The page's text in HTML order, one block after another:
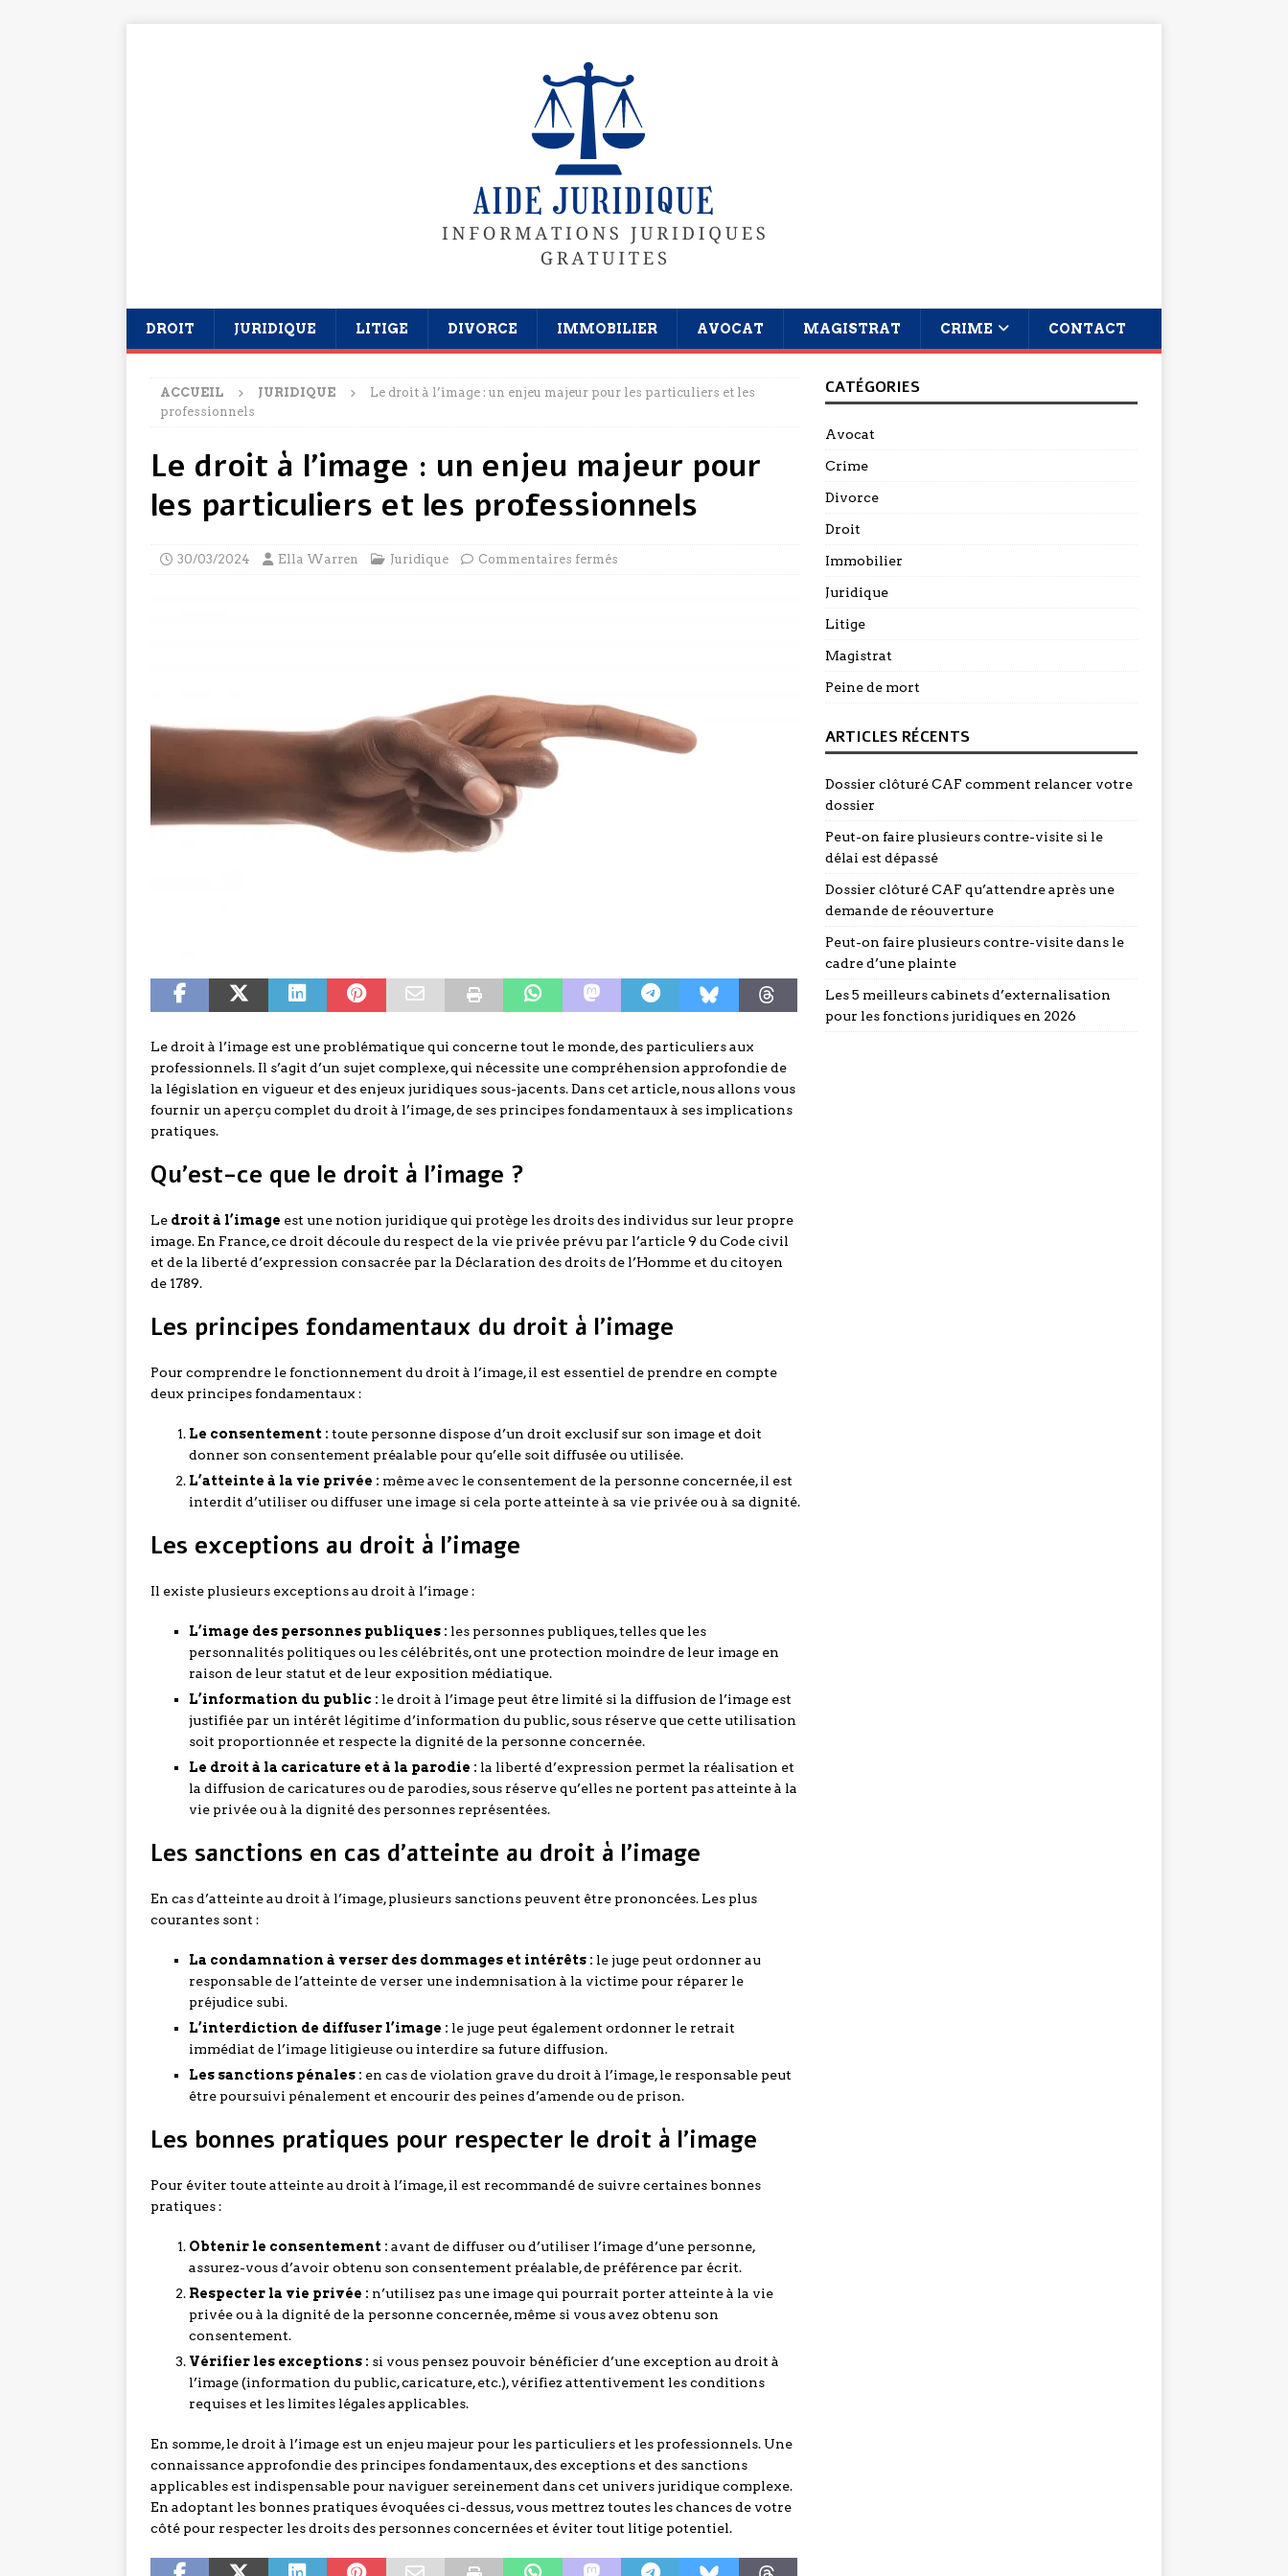
DROIT JURIDIQUE LITIGE DIVORCE IMMOBILIER AVOCAT MAGISTRAT CRIME CONTACT
ACCUEIL JURIDIQUE
Le droit à l’image : un enjeu majeur pour les particuliers et les
professionnels
Le droit à l’image : un enjeu majeur pour
les particuliers et les professionnels
30/03/2024 Ella Warren Juridique Commentaires fermés
Le droit à l’image est une problématique qui concerne tout le monde, des particuliers aux
professionnels. Il s’agit d’un sujet complexe, qui nécessite une compréhension approfondie de
la législation en vigueur et des enjeux juridiques sous-jacents. Dans cet article, nous allons vous
fournir un aperçu complet du droit à l’image, de ses principes fondamentaux à ses implications
pratiques.
Qu’est-ce que le droit à l’image ?
Le droit à l’image est une notion juridique qui protège les droits des individus sur leur propre
image. En France, ce droit découle du respect de la vie privée prévu par l’article 9 du Code civil
et de la liberté d’expression consacrée par la Déclaration des droits de l’Homme et du citoyen
de 1789.
Les principes fondamentaux du droit à l’image
Pour comprendre le fonctionnement du droit à l’image, il est essentiel de prendre en compte
deux principes fondamentaux :
Le consentement : toute personne dispose d’un droit exclusif sur son image et doit
donner son consentement préalable pour qu’elle soit diffusée ou utilisée.
L’atteinte à la vie privée : même avec le consentement de la personne concernée, il est
interdit d’utiliser ou diffuser une image si cela porte atteinte à sa vie privée ou à sa dignité.
Les exceptions au droit à l’image
Il existe plusieurs exceptions au droit à l’image :
L’image des personnes publiques : les personnes publiques, telles que les
personnalités politiques ou les célébrités, ont une protection moindre de leur image en
raison de leur statut et de leur exposition médiatique.
L’information du public : le droit à l’image peut être limité si la diffusion de l’image est
justifiée par un intérêt légitime d’information du public, sous réserve que cette utilisation
soit proportionnée et respecte la dignité de la personne concernée.
Le droit à la caricature et à la parodie : la liberté d’expression permet la réalisation et
la diffusion de caricatures ou de parodies, sous réserve qu’elles ne portent pas atteinte à la
vie privée ou à la dignité des personnes représentées.
Les sanctions en cas d’atteinte au droit à l’image
En cas d’atteinte au droit à l’image, plusieurs sanctions peuvent être prononcées. Les plus
courantes sont :
La condamnation à verser des dommages et intérêts : le juge peut ordonner au
responsable de l’atteinte de verser une indemnisation à la victime pour réparer le
préjudice subi.
L’interdiction de diffuser l’image : le juge peut également ordonner le retrait
immédiat de l’image litigieuse ou interdire sa future diffusion.
Les sanctions pénales : en cas de violation grave du droit à l’image, le responsable peut
être poursuivi pénalement et encourir des peines d’amende ou de prison.
Les bonnes pratiques pour respecter le droit à l’image
Pour éviter toute atteinte au droit à l’image, il est recommandé de suivre certaines bonnes
pratiques :
Obtenir le consentement : avant de diffuser ou d’utiliser l’image d’une personne,
assurez-vous d’avoir obtenu son consentement préalable, de préférence par écrit.
Respecter la vie privée : n’utilisez pas une image qui pourrait porter atteinte à la vie
privée ou à la dignité de la personne concernée, même si vous avez obtenu son
consentement.
Vérifier les exceptions : si vous pensez pouvoir bénéficier d’une exception au droit à
l’image (information du public, caricature, etc.), vérifiez attentivement les conditions
requises et les limites légales applicables.
En somme, le droit à l’image est un enjeu majeur pour les particuliers et les professionnels. Une
connaissance approfondie des principes fondamentaux, des exceptions et des sanctions
applicables est indispensable pour naviguer sereinement dans cet univers juridique complexe.
En adoptant les bonnes pratiques évoquées ci-dessus, vous mettrez toutes les chances de votre
côté pour respecter les droits des personnes concernées et éviter tout litige potentiel.
CATÉGORIES
Avocat
Crime
Divorce
Droit
Immobilier
Juridique
Litige
Magistrat
Peine de mort
ARTICLES RÉCENTS
Dossier clôturé CAF comment relancer votre
dossier
Peut-on faire plusieurs contre-visite si le
délai est dépassé
Dossier clôturé CAF qu’attendre après une
demande de réouverture
Peut-on faire plusieurs contre-visite dans le
cadre d’une plainte
Les 5 meilleurs cabinets d’externalisation
pour les fonctions juridiques en 2026